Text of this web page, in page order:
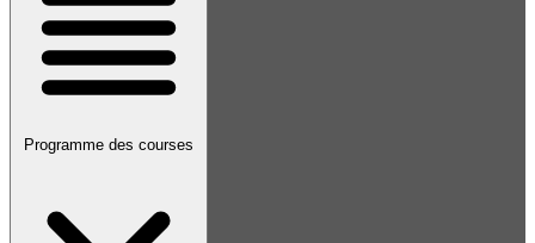
Programme des courses